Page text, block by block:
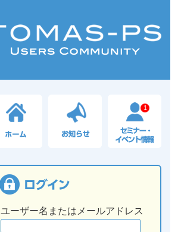
1
ユーザー名またはメールアドレス